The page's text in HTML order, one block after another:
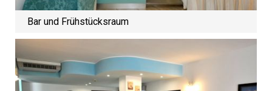
Bar und Frühstücksraum